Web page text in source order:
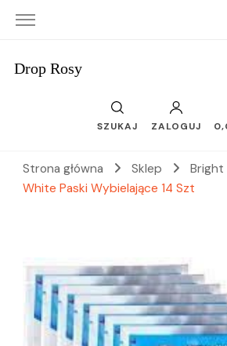
Drop Rosy
SZUKAJ ZALOGUJ
Strona główna Sklep Bright
White Paski Wybielające 14 Szt